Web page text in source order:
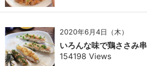
2020年6月4日（木）
いろんな味で鶏ささみ串
154198 Views